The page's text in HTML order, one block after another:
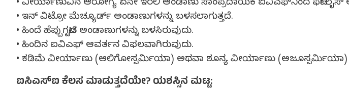
• ವೀರ್ಯಾಣುವಿನ ಆರೋಗ್ಯ ಏನೇ ಇರಲಿ ಅಂಡಾಣು ಸಾಂಪ್ರದಾಯಿಕ ಐವಿಎಫ್‍ನಿಂದ ಫರ್ಟಿಲೈಸ್
• ಇನ್ ವಿಟ್ರೋ ಮೆಚ್ಯೂರ್ಡ್ ಅಂಡಾಣುಗಳನ್ನು ಬಳಸಲಾಗುತ್ತದೆ.
• ಹಿಂದೆ ಹೆಪ್ಪುಗಟ್ಟಿದ ಅಂಡಾಣುಗಳನ್ನು ಬಳಸಿರುವುದು.
• ಹಿಂದಿನ ಐವಿಎಫ್ ಆವರ್ತನ ವಿಫಲವಾಗಿರುವುದು.
• ಕಡಿಮೆ ವೀರ್ಯಾಣು (ಆಲಿಗೋಸ್ಪರ್ಮಿಯಾ) ಅಥವಾ ಶೂನ್ಯ ವೀರ್ಯಾಣು (ಅಜೂಸ್ಪರ್ಮಿಯಾ)
ಐಸಿಎಸ್‍ಐ ಕೆಲಸ ಮಾಡುತ್ತದೆಯೇ? ಯಶಸ್ಸಿನ ಮಟ್ಟ: